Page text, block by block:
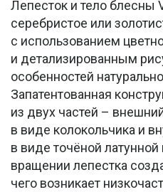
Лепесток и тело блесны
серебристое или
с использованием
и детализированным
особенностей
Запатентованная
из двух частей –
в виде колокольчика и
в виде точёной
вращении лепестка
чего возникает